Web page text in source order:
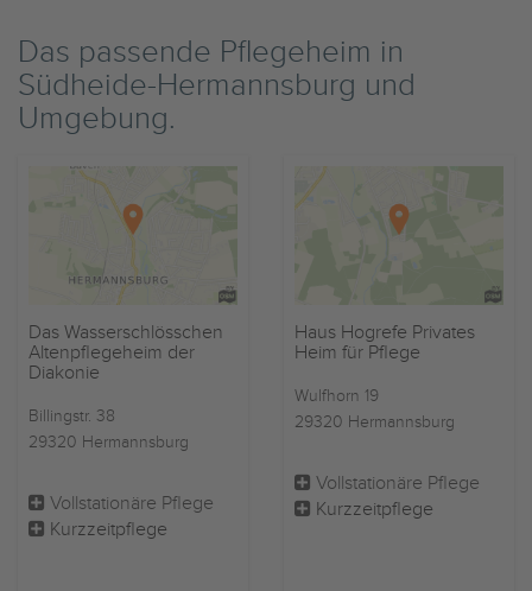
Das passende Pflegeheim in
Südheide-Hermannsburg und
Umgebung.
Das Wasserschlösschen
Altenpflegeheim der
Diakonie
Billingstr. 38
29320 Hermannsburg
Vollstationäre Pflege
Kurzzeitpflege
Haus Hogrefe Privates
Heim für Pflege
Wulfhorn 19
29320 Hermannsburg
Vollstationäre Pflege
Kurzzeitpflege